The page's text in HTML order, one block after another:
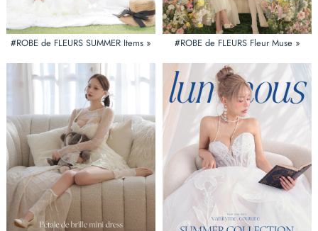
#ROBE de FLEURS SUMMER Items » #ROBE de FLEURS Fleur Muse »